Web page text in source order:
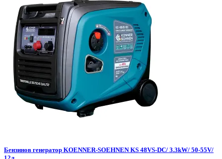
Бензинов генератор KOENNER-SOEHNEN KS 48VS-DC/ 3.3kW/ 50-55V/